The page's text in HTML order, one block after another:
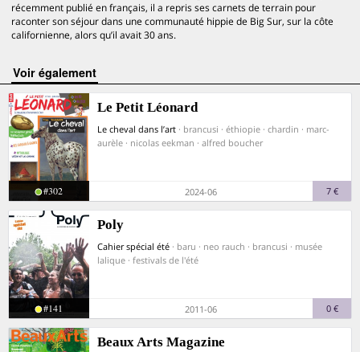
récemment publié en français, il a repris ses carnets de terrain pour
raconter son séjour dans une communauté hippie de Big Sur, sur la côte
californienne, alors qu’il avait 30 ans.
voir également
Le Petit Léonard
Le cheval dans l’art · brancusi · éthiopie · chardin · marc-
aurèle · nicolas eekman · alfred boucher
#302 2024-06 7 €
Poly
Cahier spécial été · baru · neo rauch · brancusi · musée
lalique · festivals de l'été
#141 2011-06 0 €
Beaux Arts Magazine